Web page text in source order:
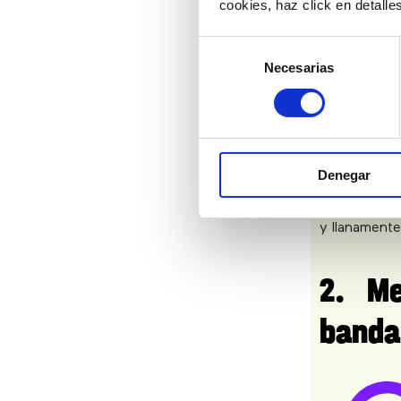
cookies, haz click en
consentimiento
Necesarias
Denegar
Colombia:
Importante:
desde tu
y
2.
banda